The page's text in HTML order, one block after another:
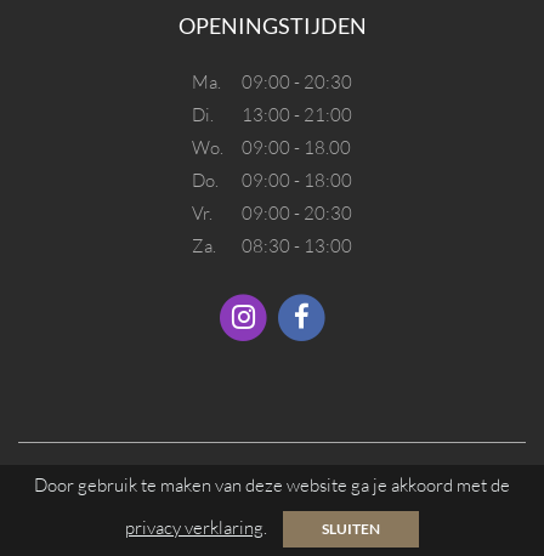
OPENINGSTIJDEN
Ma.
09:00 - 20:30
Di.
13:00 - 21:00
Wo.
09:00 - 18.00
Do.
09:00 - 18:00
Vr.
09:00 - 20:30
Za.
08:30 - 13:00
Door gebruik te maken van deze website ga je akkoord met de
privacy verklaring.